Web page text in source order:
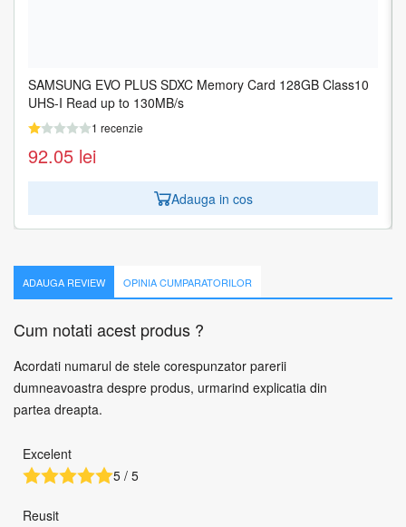
SAMSUNG EVO PLUS SDXC Memory Card 128GB Class10
UHS-I Read up to 130MB/s
1 recenzie
92.05 lei
Adauga in cos
SAMSUNG EVO PLUS SDXC Memory Card 256GB Class10
UHS-I Read up to 130MB/s
1 recenzie
162.11lei
Adauga in cos
ADAUGA REVIEW OPINIA CUMPARATORILOR
Cum notati acest produs ?
Acordati numarul de stele corespunzator parerii
dumneavoastra despre produs, urmarind explicatia din
partea dreapta.
Excelent
5 / 5
Reusit